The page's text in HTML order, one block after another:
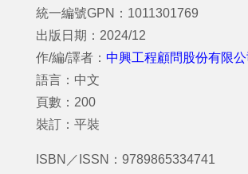
統一編號GPN：1011301769
出版日期：2024/12
作/編/譯者： 中興工程顧問股份有限公
語言：中文
頁數：200
裝訂：平裝
ISBN／ISSN：9789865334741